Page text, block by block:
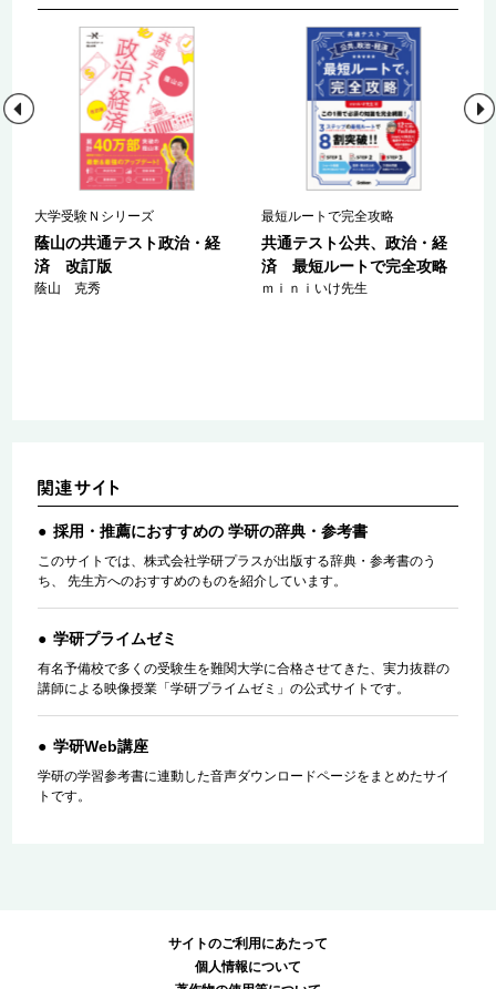
大学受験Ｎシリーズ
蔭山の共通テスト政治・経
済 改訂版
蔭山 克秀
最短ルートで完全攻略
共通テスト公共、政治・経
済 最短ルートで完全攻略
ｍｉｎｉいけ先生
採用・推薦におすすめの 学研の辞典・参考書
このサイトでは、株式会社学研プラスが出版する辞典・参考書のう
ち、 先生方へのおすすめのものを紹介しています。
学研プライムゼミ
有名予備校で多くの受験生を難関大学に合格させてきた、実力抜群の
講師による映像授業「学研プライムゼミ」の公式サイトです。
学研Web講座
学研の学習参考書に連動した音声ダウンロードページをまとめたサイ
トです。
サイトのご利用にあたって
個人情報について